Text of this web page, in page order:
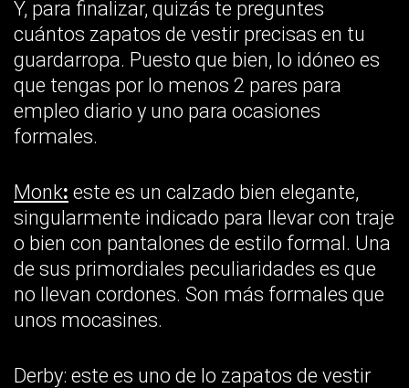
Y, para finalizar, quizás te preguntes
cuántos zapatos de vestir precisas en tu
guardarropa. Puesto que bien, lo idóneo es
que tengas por lo menos 2 pares para
empleo diario y uno para ocasiones
formales.
Monk: este es un calzado bien elegante,
singularmente indicado para llevar con traje
o bien con pantalones de estilo formal. Una
de sus primordiales peculiaridades es que
no llevan cordones. Son más formales que
unos mocasines.
Derby: este es uno de lo zapatos de vestir